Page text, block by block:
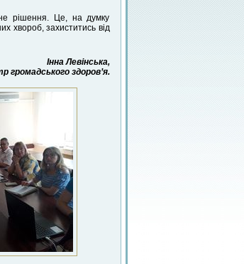
рішення. Це, на думку
хвороб, захиститись від
Інна Левінська,
громадського здоров’я.